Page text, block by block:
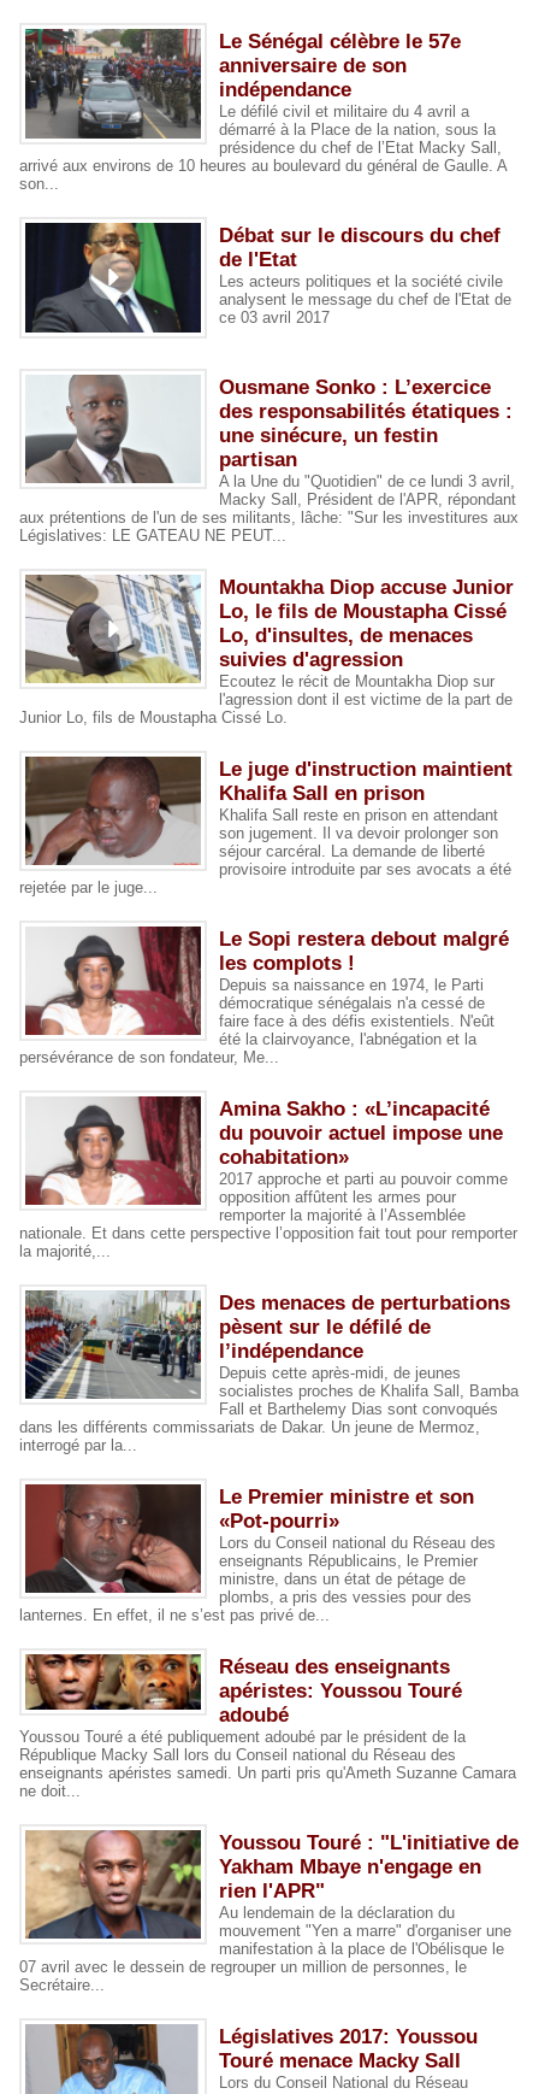
Le Sénégal célèbre le 57e
anniversaire de son
indépendance
Le défilé civil et militaire du 4 avril a
démarré à la Place de la nation, sous la
présidence du chef de l’Etat Macky Sall,
arrivé aux environs de 10 heures au boulevard du général de Gaulle. A
son...
Débat sur le discours du chef
de l'Etat
Les acteurs politiques et la société civile
analysent le message du chef de l'Etat de
ce 03 avril 2017
Ousmane Sonko : L’exercice
des responsabilités étatiques :
une sinécure, un festin
partisan
A la Une du "Quotidien" de ce lundi 3 avril,
Macky Sall, Président de l'APR, répondant
aux prétentions de l'un de ses militants, lâche: "Sur les investitures aux
Législatives: LE GATEAU NE PEUT...
Mountakha Diop accuse Junior
Lo, le fils de Moustapha Cissé
Lo, d'insultes, de menaces
suivies d'agression
Ecoutez le récit de Mountakha Diop sur
l'agression dont il est victime de la part de
Junior Lo, fils de Moustapha Cissé Lo.
Le juge d'instruction maintient
Khalifa Sall en prison
Khalifa Sall reste en prison en attendant
son jugement. Il va devoir prolonger son
séjour carcéral. La demande de liberté
provisoire introduite par ses avocats a été
rejetée par le juge...
Le Sopi restera debout malgré
les complots !
Depuis sa naissance en 1974, le Parti
démocratique sénégalais n'a cessé de
faire face à des défis existentiels. N'eût
été la clairvoyance, l'abnégation et la
persévérance de son fondateur, Me...
Amina Sakho : «L’incapacité
du pouvoir actuel impose une
cohabitation»
2017 approche et parti au pouvoir comme
opposition affûtent les armes pour
remporter la majorité à l’Assemblée
nationale. Et dans cette perspective l’opposition fait tout pour remporter
la majorité,...
Des menaces de perturbations
pèsent sur le défilé de
l’indépendance
Depuis cette après-midi, de jeunes
socialistes proches de Khalifa Sall, Bamba
Fall et Barthelemy Dias sont convoqués
dans les différents commissariats de Dakar. Un jeune de Mermoz,
interrogé par la...
Le Premier ministre et son
«Pot-pourri»
Lors du Conseil national du Réseau des
enseignants Républicains, le Premier
ministre, dans un état de pétage de
plombs, a pris des vessies pour des
lanternes. En effet, il ne s’est pas privé de...
Réseau des enseignants
apéristes: Youssou Touré
adoubé
Youssou Touré a été publiquement adoubé par le président de la
République Macky Sall lors du Conseil national du Réseau des
enseignants apéristes samedi. Un parti pris qu'Ameth Suzanne Camara
ne doit...
Youssou Touré : "L'initiative de
Yakham Mbaye n'engage en
rien l'APR"
Au lendemain de la déclaration du
mouvement "Yen a marre" d'organiser une
manifestation à la place de l'Obélisque le
07 avril avec le dessein de regrouper un million de personnes, le
Secrétaire...
Législatives 2017: Youssou
Touré menace Macky Sall
Lors du Conseil National du Réseau